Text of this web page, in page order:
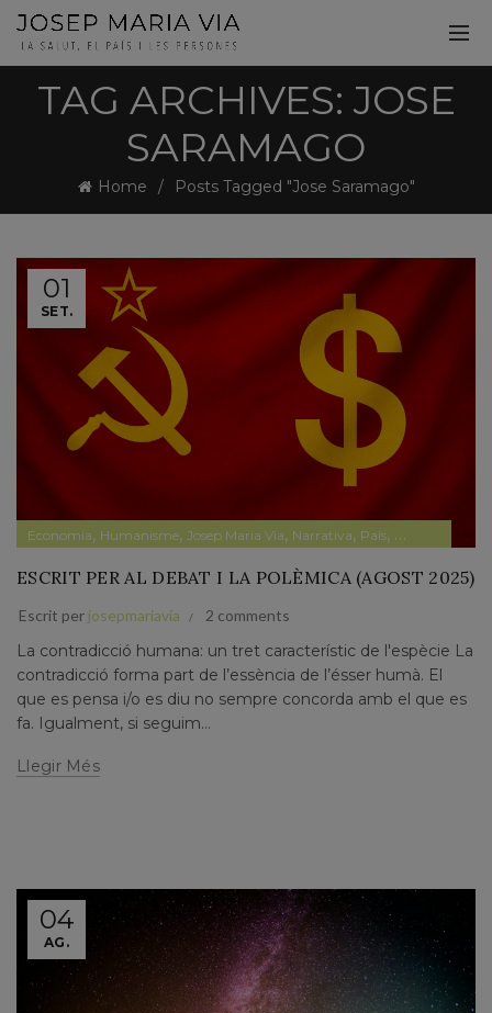
TAG ARCHIVES: JOSE
SARAMAGO
Home Posts Tagged "Jose Saramago"
01
SET.
Economia, Humanisme, Josep Maria Via, Narrativa, País, Papers prvats
ESCRIT PER AL DEBAT I LA POLÈMICA (AGOST 2025)
Escrit per josepmariavia 2 comments
La contradicció humana: un tret característic de l'espècie La
contradicció forma part de l’essència de l’ésser humà. El
que es pensa i/o es diu no sempre concorda amb el que es
fa. Igualment, si seguim...
Llegir Més
04
AG.